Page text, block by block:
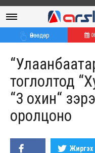
Өнөөдөр
тоглолтод
“3 охин“
оролцоно
Жиргэх